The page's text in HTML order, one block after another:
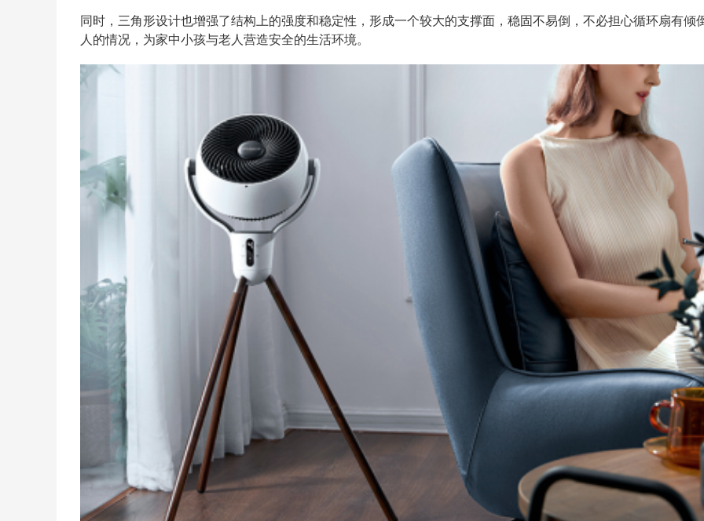
同时，三角形设计也增强了结构上的强度和稳定性，形成一个较大的支撑面，稳固不易倒，不必担心循环扇有倾
人的情况，为家中小孩与老人营造安全的生活环境。